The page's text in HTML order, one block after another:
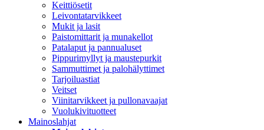
Keittiösetit
Leivontatarvikkeet
Mukit ja lasit
Paistomittarit ja munakellot
Patalaput ja pannualuset
Pippurimyllyt ja maustepurkit
Sammuttimet ja palohälyttimet
Tarjoiluastiat
Veitset
Viinitarvikkeet ja pullonavaajat
Vuolukivituotteet
Mainoslahjat